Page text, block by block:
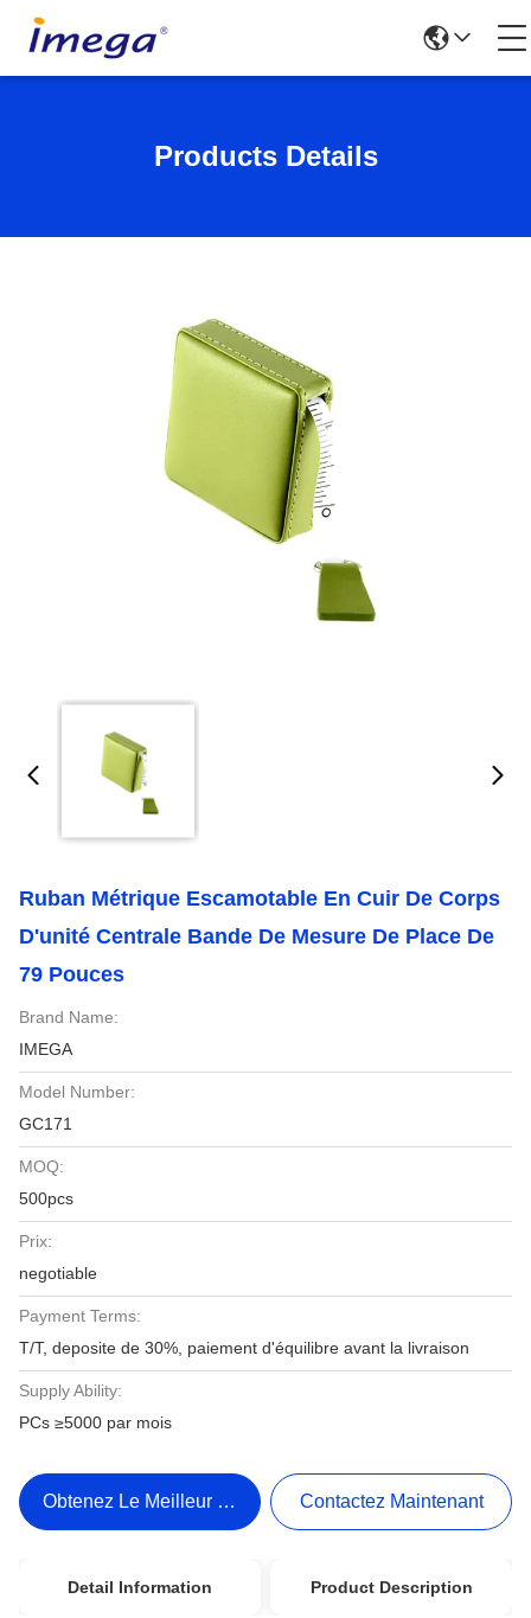
Products Details
Ruban Métrique Escamotable En Cuir De Corps
D'unité Centrale Bande De Mesure De Place De
79 Pouces
Brand Name:
IMEGA
Model Number:
GC171
MOQ:
500pcs
Prix:
negotiable
Payment Terms:
T/T, deposite de 30%, paiement d'équilibre avant la livraison
Supply Ability:
PCs ≥5000 par mois
Obtenez Le Meilleur Prix Contactez Maintenant
Detail Information Product Description